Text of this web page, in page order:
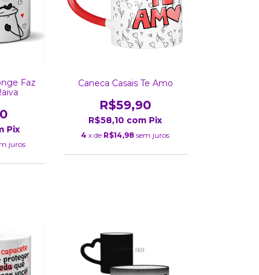
Faz
Pix
juros
Caneca Casais Te Amo
R$59,90
R$58,10 com Pix
4 x de R$14,98 sem juros